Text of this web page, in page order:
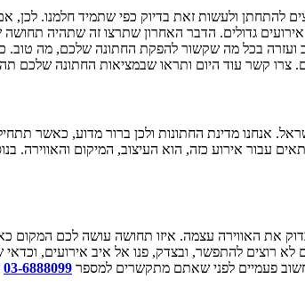
להתחתן ולעשות זאת בדיוק כפי שתמיד חלמנו.
גדולים. הדבר האחרון שתרצו זה שתהיה
ועזרה בכל מה שקשור להפקת החתונה שלכם, מה
צרו קשר עוד היום ותראו שבמציאות החתונה שלכם
אנחנו מדינת החתונות ולכן ברור מדוע, כאשר
עבור אירוע כזה, הוא העיצוב, המיקום והאווירה.
את האווירה עצמה. איזו תחושה עושה לכם המקום
לא רוצים להתפשר, ובצדק, פנו אל איב אירועים,
פעמיים לפני שאתם מתקשרים למספר 03-6888099